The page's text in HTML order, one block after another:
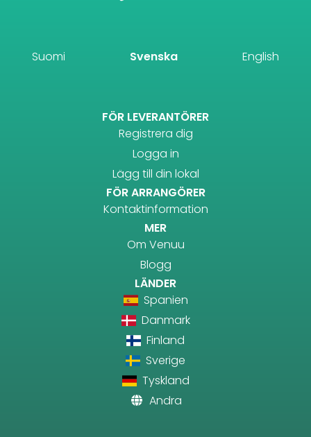
Suomi Svenska English
FÖR LEVERANTÖRER
Registrera dig
Logga in
Lägg till din lokal
FÖR ARRANGÖRER
Kontaktinformation
MER
Om Venuu
Blogg
LÄNDER
Spanien
Danmark
Finland
Sverige
Tyskland
Andra